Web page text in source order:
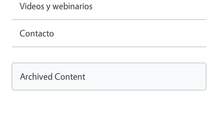
Videos y webinarios
Contacto
Archived Content